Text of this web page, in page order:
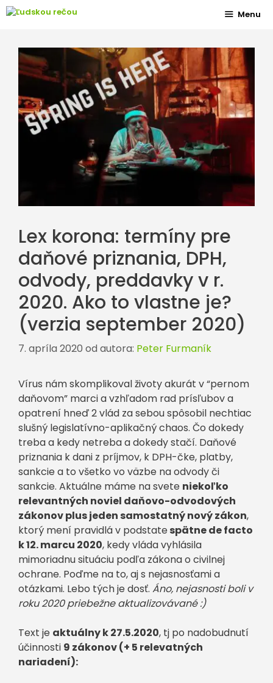
Preskočiť
Menu
Lex korona: termíny pre
daňové priznania, DPH,
odvody, preddavky v r.
2020. Ako to vlastne je?
(verzia september 2020)
7. apríla 2020 od autora: Peter Furmaník
Vírus nám skomplikoval životy akurát v “pernom
daňovom” marci a vzhľadom rad prísľubov a
opatrení hneď 2 vlád za sebou spôsobil nechtiac
slušný legislatívno-aplikačný chaos. Čo dokedy
treba a kedy netreba a dokedy stačí. Daňové
priznania k dani z príjmov, k DPH-čke, platby,
sankcie a to všetko vo väzbe na odvody či
sankcie. Aktuálne máme na svete niekoľko
relevantných noviel daňovo-odvodových
zákonov plus jeden samostatný nový zákon,
ktorý mení pravidlá v podstate spätne de facto
k 12. marcu 2020, kedy vláda vyhlásila
mimoriadnu situáciu podľa zákona o civilnej
ochrane. Poďme na to, aj s nejasnosťami a
otázkami. Lebo tých je dosť. Áno, nejasnosti boli v
roku 2020 priebežne aktualizovávané :)
Text je aktuálny k 27.5.2020, tj po nadobudnutí
účinnosti 9 zákonov (+ 5 relevatných
nariadení):